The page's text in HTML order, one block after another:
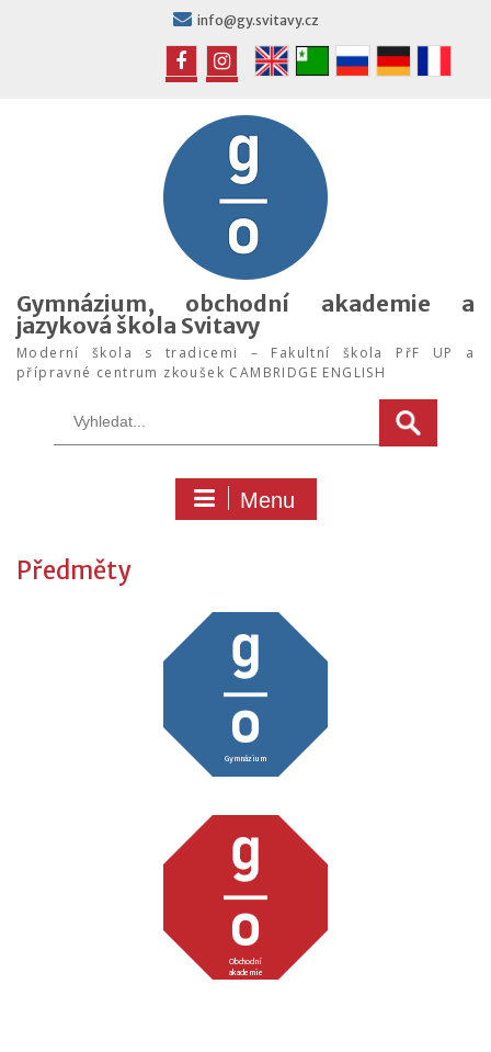
info@gy.svitavy.cz
FB IG
Gymnázium, obchodní akademie a
jazyková škola Svitavy
Moderní škola s tradicemi – Fakultní škola PřF UP a
přípravné centrum zkoušek CAMBRIDGE ENGLISH
Menu
Předměty
Gymnázium
Obchodní
akademie